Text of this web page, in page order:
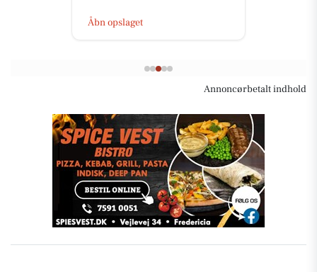
Åbn opslaget
Annoncørbetalt indhold